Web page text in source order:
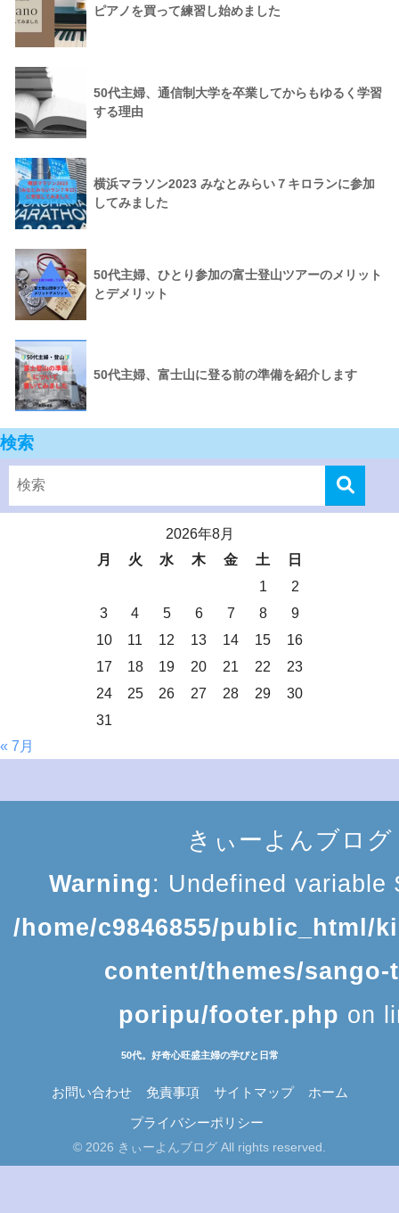
ピアノを買って練習し始めました
50代主婦、通信制大学を卒業してからもゆるく学習
する理由
横浜マラソン2023 みなとみらい７キロランに参加
してみました
50代主婦、ひとり参加の富士登山ツアーのメリット
とデメリット
50代主婦、富士山に登る前の準備を紹介します
検索
2026年8月
月
火 水 木 金 土
日
1
2
3
4 5 6 7 8
9
10
11 12 13 14 15
16
17
18 19 20 21 22
23
24
25 26 27 28 29
30
31
« 7月
きぃーよんブログ
Warning: Undefined variable
/home/c9846855/public_html/
content/themes/sango-
poripu/footer.php on
50代。好奇心旺盛主婦の学びと日常
お問い合わせ 免責事項 サイトマップ ホーム
プライバシーポリシー
© 2026 きぃーよんブログ All rights reserved.